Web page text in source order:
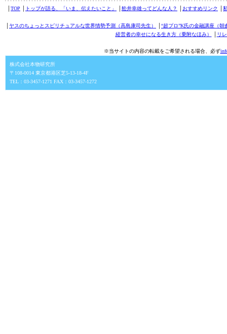
TOP トップが語る、「いま、伝えたいこと」 舩井幸雄ってどんな人？ おすすめリンク
ヤスのちょっとスピリチュアルな世界情勢予測（高島康司先生）
“超プロ”K氏の金融講座（朝
経営者の幸せになる生き方（乗附なほみ）
リ
※当サイトの内容の転載をご希望される場合、必ず
株式会社本物研究所
〒108-0014 東京都港区芝5-13-18-4F
TEL：03-3457-1271 FAX：03-3457-1272